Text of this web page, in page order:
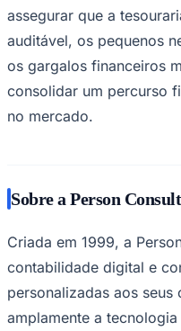
assegurar que a
auditável, os pequenos
os gargalos financeiros
consolidar um percurso
no mercado.
Sobre a Person
Criada em 1999, a
contabilidade digital e
personalizadas aos seus
amplamente a